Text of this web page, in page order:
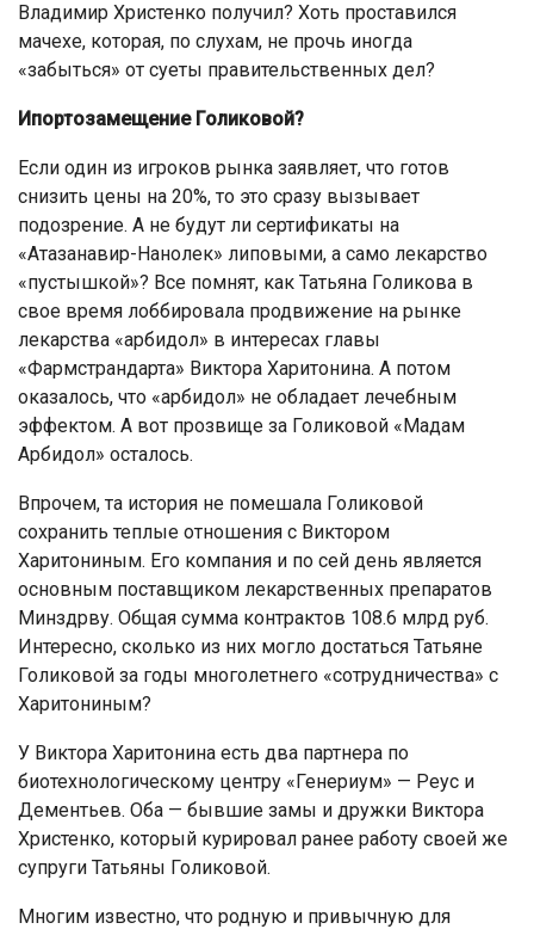
Владимир Христенко получил? Хоть проставился
мачехе, которая, по слухам, не прочь иногда
«забыться» от суеты правительственных дел?
Ипортозамещение Голиковой?
Если один из игроков рынка заявляет, что готов
снизить цены на 20%, то это сразу вызывает
подозрение. А не будут ли сертификаты на
«Атазанавир-Нанолек» липовыми, а само лекарство
«пустышкой»? Все помнят, как Татьяна Голикова в
свое время лоббировала продвижение на рынке
лекарства «арбидол» в интересах главы
«Фармстрандарта» Виктора Харитонина. А потом
оказалось, что «арбидол» не обладает лечебным
эффектом. А вот прозвище за Голиковой «Мадам
Арбидол» осталось.
Впрочем, та история не помешала Голиковой
сохранить теплые отношения с Виктором
Харитониным. Его компания и по сей день является
основным поставщиком лекарственных препаратов
Минздрву. Общая сумма контрактов 108.6 млрд руб.
Интересно, сколько из них могло достаться Татьяне
Голиковой за годы многолетнего «сотрудничества» с
Харитониным?
У Виктора Харитонина есть два партнера по
биотехнологическому центру «Генериум» — Реус и
Дементьев. Оба — бывшие замы и дружки Виктора
Христенко, который курировал ранее работу своей же
супруги Татьяны Голиковой.
Многим известно, что родную и привычную для